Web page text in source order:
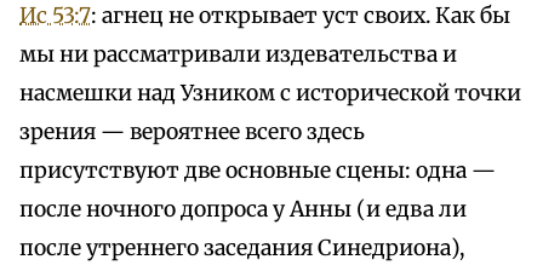
Ис 53:7: агнец не открывает уст своих. Как бы
мы ни рассматривали издевательства и
насмешки над Узником с исторической точки
зрения — вероятнее всего здесь
присутствуют две основные сцены: одна —
после ночного допроса у Анны (и едва ли
после утреннего заседания Синедриона),